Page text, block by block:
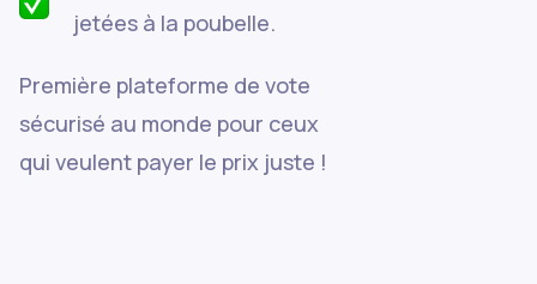
jetées à la poubelle.
Première plateforme de vote
sécurisé au monde pour ceux
qui veulent payer le prix juste !